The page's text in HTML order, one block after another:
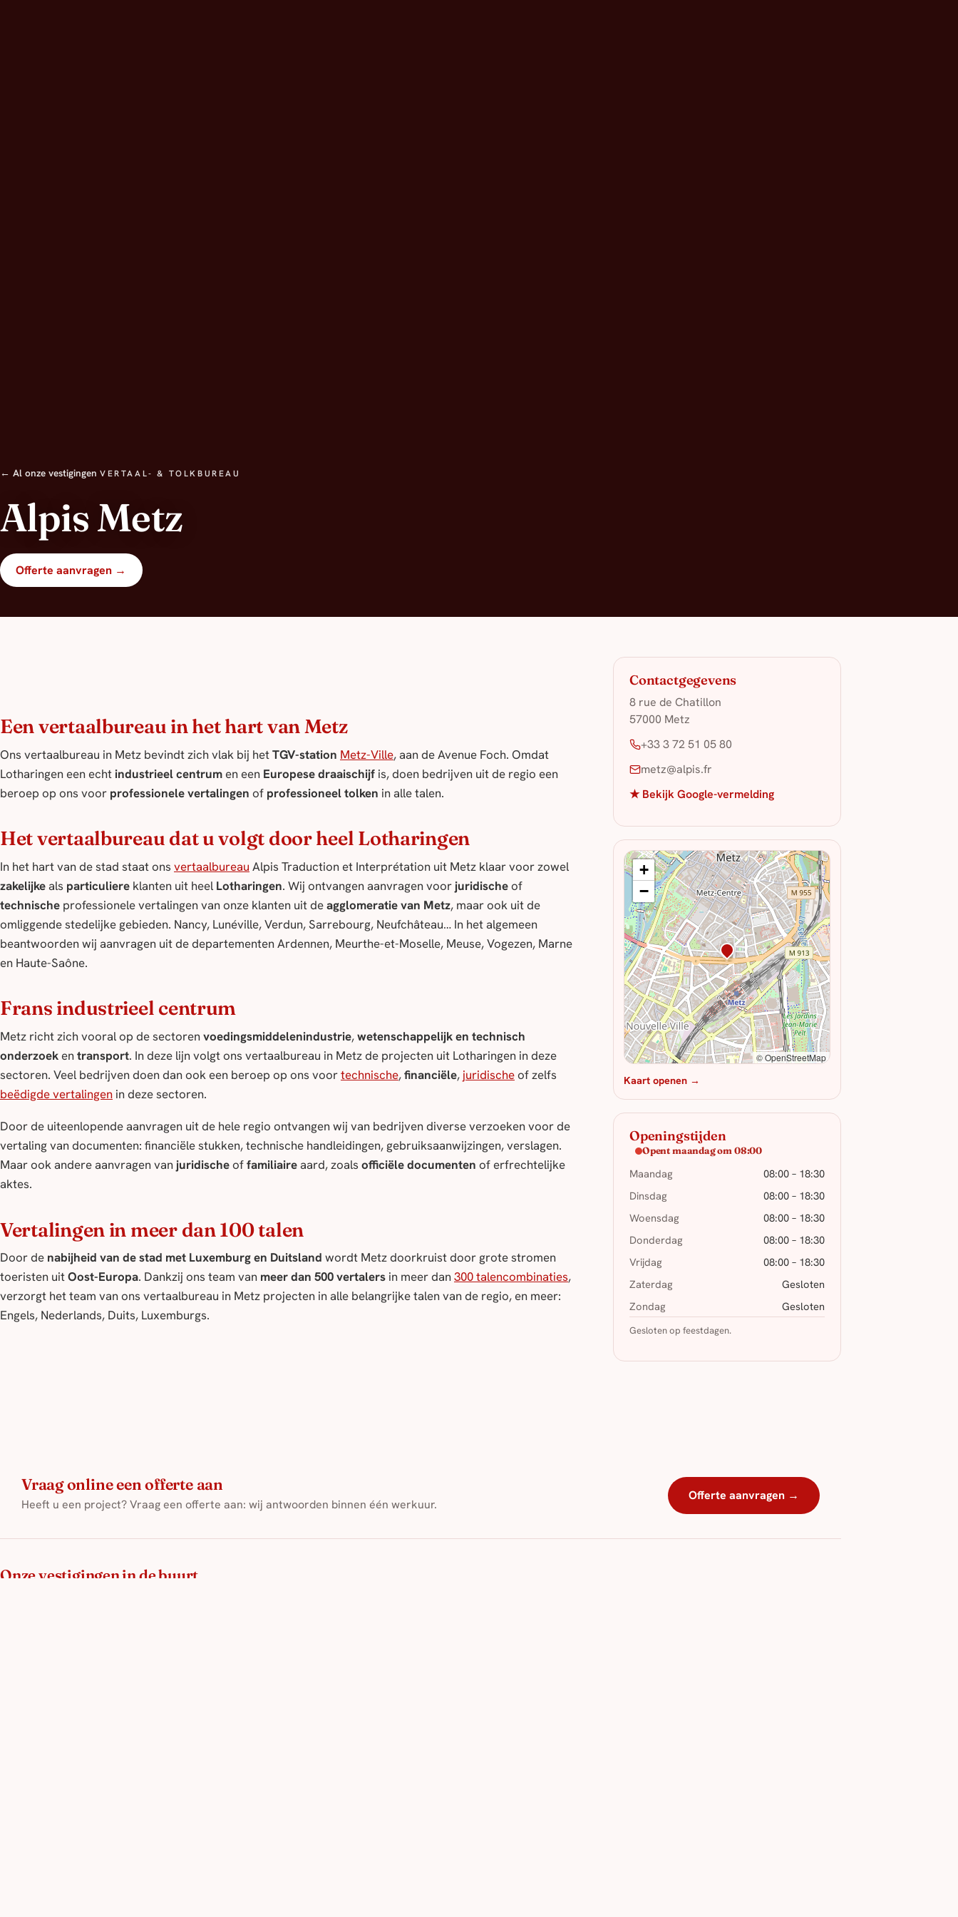
← Al onze vestigingen VERTAAL- & TOLKBUREAU
Alpis Metz
Offerte aanvragen →
Een vertaalbureau in het hart van Metz
Ons vertaalbureau in Metz bevindt zich vlak bij hetTGV-station Metz-Ville, aan de Avenue Foch. Omdat
Lotharingen een echt industrieel centrumen een Europese draaischijf is, doen bedrijven uit de regio een
beroep op ons voor professionele vertalingen of professioneel tolken in alle talen.
Het vertaalbureau dat u volgt door heel Lotharingen
In het hart van de stad staat ons vertaalbureau Alpis Traduction et Interprétation uit Metz klaar voor zowel
zakelijkeals particuliere klanten uit heel Lotharingen. Wij ontvangen aanvragen voor juridischeof
technische professionele vertalingen van onze klanten uit deagglomeratie van Metz, maar ook uit de
omliggende stedelijke gebieden. Nancy, Lunéville, Verdun, Sarrebourg, Neufchâteau… In het algemeen
beantwoorden wij aanvragen uit de departementen Ardennen, Meurthe-et-Moselle, Meuse, Vogezen, Marne
en Haute-Saône.
Frans industrieel centrum
Metz richt zich vooral op de sectorenvoedingsmiddelenindustrie,wetenschappelijk en technisch
onderzoekentransport. In deze lijn volgt ons vertaalbureau in Metz de projecten uit Lotharingen in deze
sectoren. Veel bedrijven doen dan ook een beroep op ons voortechnische,financiële, juridischeof zelfs
beëdigde vertalingen in deze sectoren.
Door de uiteenlopende aanvragen uit de hele regio ontvangen wij van bedrijven diverse verzoeken voor de
vertaling van documenten: financiële stukken, technische handleidingen, gebruiksaanwijzingen, verslagen.
Maar ook andere aanvragen van juridischeoffamiliaireaard, zoals officiële documenten of erfrechtelijke
aktes.
Vertalingen in meer dan 100 talen
Door de nabijheid van de stad met Luxemburg en Duitsland wordt Metz doorkruist door grote stromen
toeristen uitOost-Europa. Dankzij ons team van meer dan 500 vertalers in meer dan300 talencombinaties,
verzorgt het team van ons vertaalbureau in Metz projecten in alle belangrijke talen van de regio, en meer:
Engels, Nederlands, Duits, Luxemburgs.
Contactgegevens
8 rue de Chatillon
57000 Metz
+33 3 72 51 05 80
metz@alpis.fr
★ Bekijk Google-vermelding
+
−
© OpenStreetMap
Kaart openen →
Openingstijden
Opent maandag om 08:00
Maandag
08:00 – 18:30
Dinsdag
08:00 – 18:30
Woensdag
08:00 – 18:30
Donderdag
08:00 – 18:30
Vrijdag
08:00 – 18:30
Zaterdag
Gesloten
Zondag
Gesloten
Gesloten op feestdagen.
Vraag online een offerte aan
Heeft u een project? Vraag een offerte aan: wij antwoorden binnen één werkuur.
Offerte aanvragen →
Onze vestigingen in de buurt